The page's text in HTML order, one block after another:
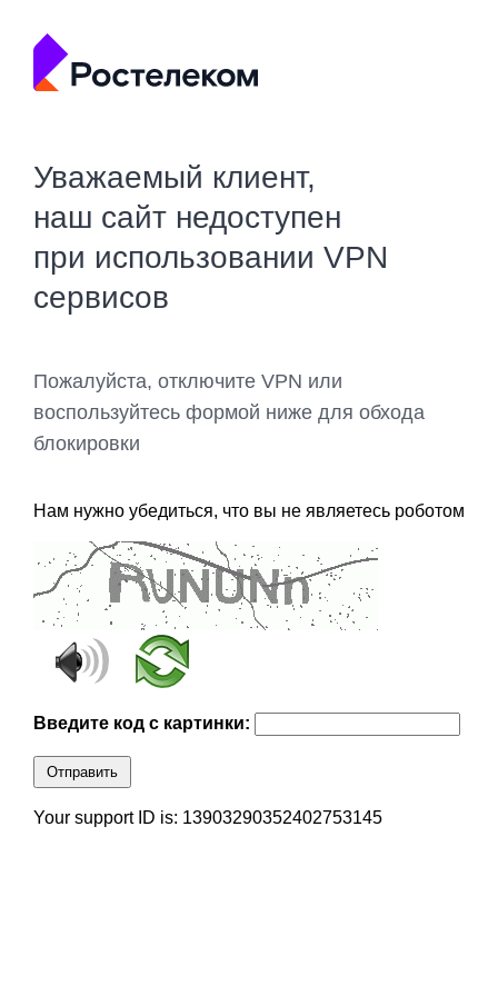
Уважаемый клиент,
наш сайт недоступен
при использовании VPN
сервисов
Пожалуйста, отключите VPN или
воспользуйтесь формой ниже для обхода
блокировки
Нам нужно убедиться, что вы не являетесь роботом
Введите код с картинки:
Отправить
Your support ID is: 13903290352402753145